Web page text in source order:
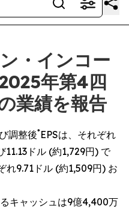
・インコー
年第4四
業績を報告
調整後*EPSは、それぞれ
11.13ドル (約1,729円) で
れ9.71ドル (約1,509円) お
キャッシュは9億4,400万